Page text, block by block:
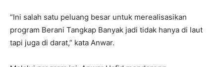
‎“Ini salah satu peluang besar untuk merealisasikan
program Berani Tangkap Banyak jadi tidak hanya di laut
tapi juga di darat,” kata Anwar.